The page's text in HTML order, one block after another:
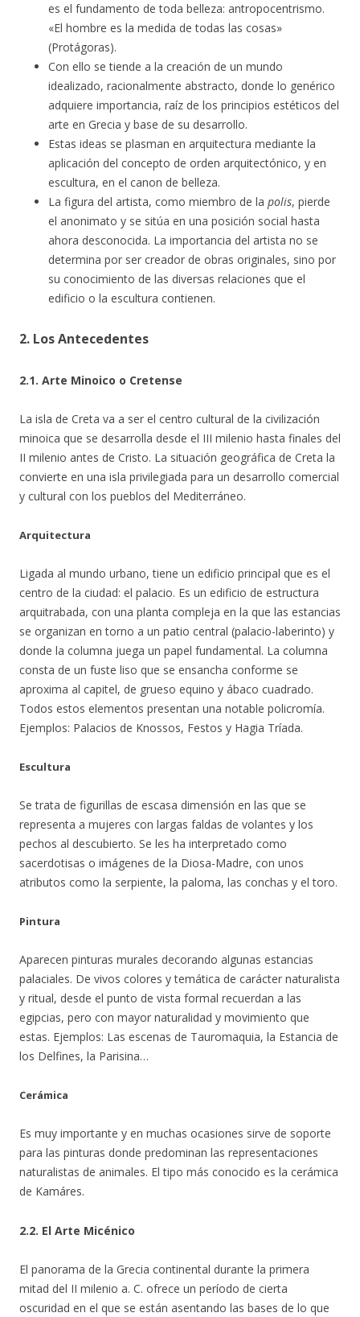
es el fundamento de toda belleza: antropocentrismo.
«El hombre es la medida de todas las cosas»
(Protágoras).
Con ello se tiende a la creación de un mundo
idealizado, racionalmente abstracto, donde lo genérico
adquiere importancia, raíz de los principios estéticos del
arte en Grecia y base de su desarrollo.
Estas ideas se plasman en arquitectura mediante la
aplicación del concepto de orden arquitectónico, y en
escultura, en el canon de belleza.
La figura del artista, como miembro de la polis, pierde
el anonimato y se sitúa en una posición social hasta
ahora desconocida. La importancia del artista no se
determina por ser creador de obras originales, sino por
su conocimiento de las diversas relaciones que el
edificio o la escultura contienen.
2. Los Antecedentes
2.1. Arte Minoico o Cretense
La isla de Creta va a ser el centro cultural de la civilización
minoica que se desarrolla desde el III milenio hasta finales del
II milenio antes de Cristo. La situación geográfica de Creta la
convierte en una isla privilegiada para un desarrollo comercial
y cultural con los pueblos del Mediterráneo.
Arquitectura
Ligada al mundo urbano, tiene un edificio principal que es el
centro de la ciudad: el palacio. Es un edificio de estructura
arquitrabada, con una planta compleja en la que las estancias
se organizan en torno a un patio central (palacio-laberinto) y
donde la columna juega un papel fundamental. La columna
consta de un fuste liso que se ensancha conforme se
aproxima al capitel, de grueso equino y ábaco cuadrado.
Todos estos elementos presentan una notable policromía.
Ejemplos: Palacios de Knossos, Festos y Hagia Tríada.
Escultura
Se trata de figurillas de escasa dimensión en las que se
representa a mujeres con largas faldas de volantes y los
pechos al descubierto. Se les ha interpretado como
sacerdotisas o imágenes de la Diosa-Madre, con unos
atributos como la serpiente, la paloma, las conchas y el toro.
Pintura
Aparecen pinturas murales decorando algunas estancias
palaciales. De vivos colores y temática de carácter naturalista
y ritual, desde el punto de vista formal recuerdan a las
egipcias, pero con mayor naturalidad y movimiento que
estas. Ejemplos: Las escenas de Tauromaquia, la Estancia de
los Delfines, la Parisina…
Cerámica
Es muy importante y en muchas ocasiones sirve de soporte
para las pinturas donde predominan las representaciones
naturalistas de animales. El tipo más conocido es la cerámica
de Kamáres.
2.2. El Arte Micénico
El panorama de la Grecia continental durante la primera
mitad del II milenio a. C. ofrece un período de cierta
oscuridad en el que se están asentando las bases de lo que